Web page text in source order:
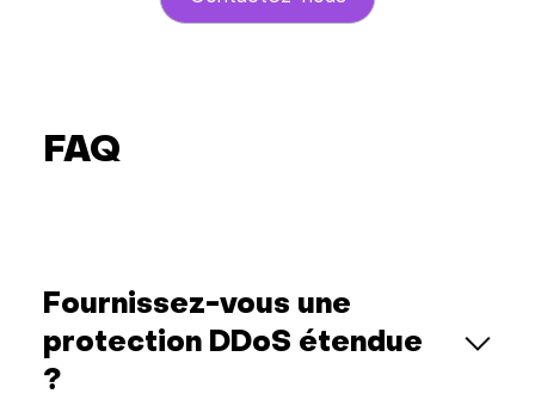
FAQ
Fournissez-vous une
protection DDoS étendue
?